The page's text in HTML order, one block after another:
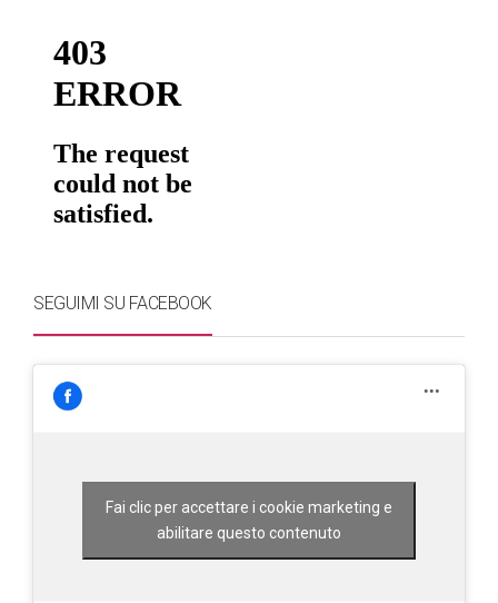
SEGUIMI SU FACEBOOK
Fai clic per accettare i cookie marketing e
abilitare questo contenuto